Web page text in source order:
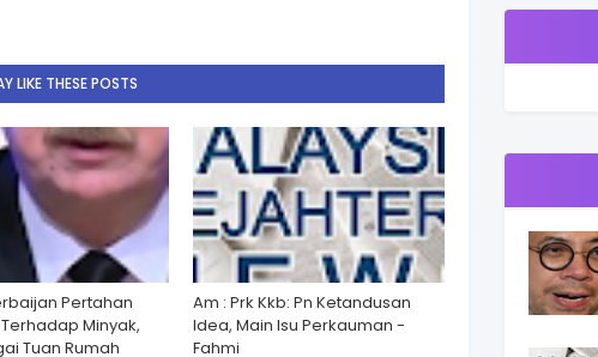
LIKE THESE POSTS
Pertahan
Minyak,
Tuan Rumah
Am : Prk Kkb: Pn Ketandusan
Idea, Main Isu Perkauman -
Fahmi